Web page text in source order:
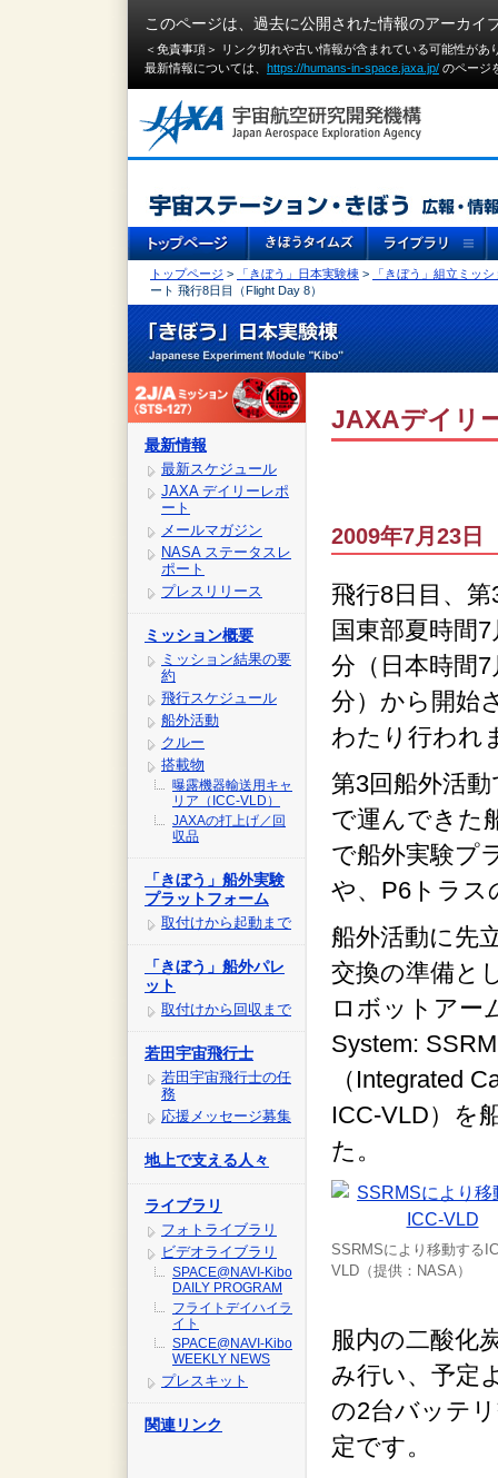
このページは、過去に公開された情報のアーカイ
＜免責事項＞ リンク切れや古い情報が含まれている可能性が
最新情報については、 https://humans-in-space.jaxa.jp/ のページ
トップページ > 「きぼう」日本実験棟 >
「きぼう」組立ミッシ
ート 飛行8日目（Flight Day 8）
最新情報
最新スケジュール
JAXA デイリーレポ
ート
メールマガジン
NASA ステータスレ
ポート
プレスリリース
ミッション概要
ミッション結果の要
約
飛行スケジュール
船外活動
クルー
搭載物
曝露機器輸送用キャ
リア（ICC-VLD）
JAXAの打上げ／回
収品
「きぼう」船外実験
プラットフォーム
取付けから起動まで
「きぼう」船外パレ
ット
取付けから回収まで
若田宇宙飛行士
若田宇宙飛行士の任
務
応援メッセージ募集
地上で支える人々
ライブラリ
フォトライブラリ
ビデオライブラリ
SPACE@NAVI-Kibo
DAILY PROGRAM
フライトデイハイラ
イト
SPACE@NAVI-Kibo
WEEKLY NEWS
プレスキット
関連リンク
JAXAデイリ
2009年7月23
飛行8日目、
国東部夏時間
分（日本時間
分）から開始
わたり行われ
第3回船外活
で運んできた
で船外実験プ
や、P6トラス
船外活動に先
交換の準備と
ロボットアー
System:
（Integrated
ICC-VLD）を
た。
SSRMSにより移動する
VLD（提供：NASA）
服内の二酸化
み行い、予定
の2台バッテ
定です。